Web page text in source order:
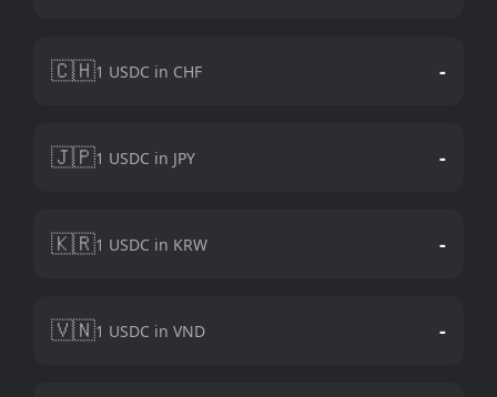
🇨🇭1 USDC in CHF -
🇯🇵1 USDC in JPY -
🇰🇷1 USDC in KRW -
🇻🇳1 USDC in VND -